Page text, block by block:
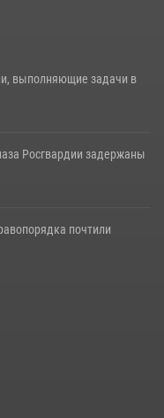
выполняющие задачи в
Росгвардии задержаны
почтили